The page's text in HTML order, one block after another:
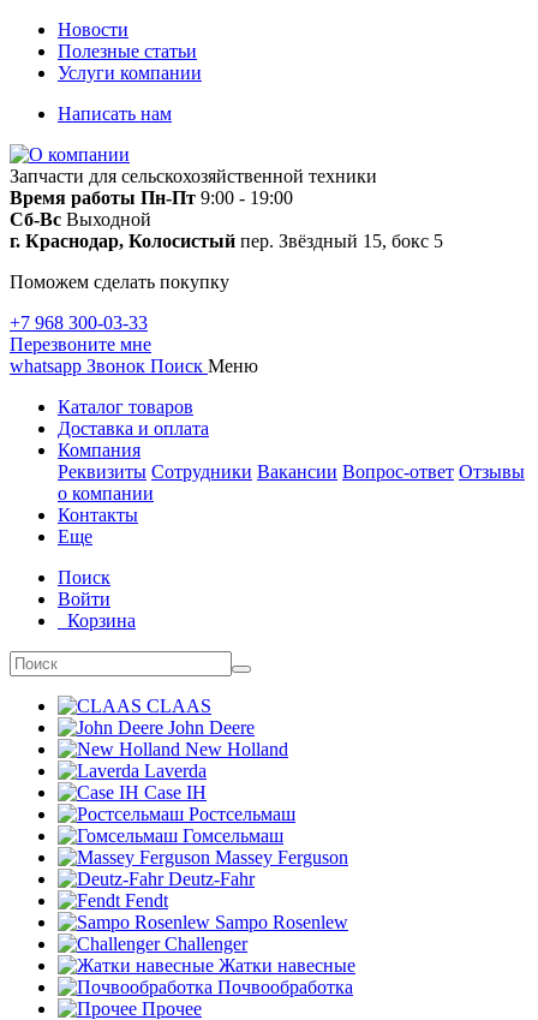
Новости
Полезные статьи
Услуги компании
Написать нам
Запчасти для сельскохозяйственной техники
Время работы Пн-Пт 9:00 - 19:00
Сб-Вс Выходной
г. Краснодар, Колосистый пер. Звёздный 15, бокс 5
Поможем сделать покупку
+7 968 300-03-33
Перезвоните мне
whatsapp Звонок Поиск Меню
Каталог товаров
Доставка и оплата
Компания
Реквизиты Сотрудники Вакансии Вопрос-ответ Отзывы
о компании
Контакты
Еще
Поиск
Войти
Корзина
CLAAS
John Deere
New Holland
Laverda
Case IH
Ростсельмаш
Гомсельмаш
Massey Ferguson
Deutz-Fahr
Fendt
Sampo Rosenlew
Challenger
Жатки навесные
Почвообработка
Прочее